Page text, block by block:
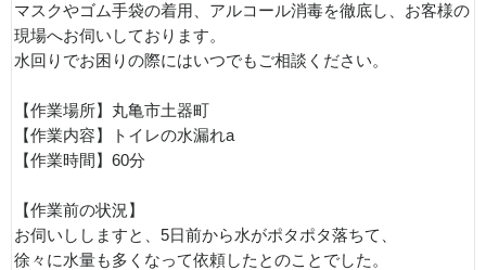
マスクやゴム手袋の着用、アルコール消毒を徹底し、お客様の
現場へお伺いしております。
水回りでお困りの際にはいつでもご相談ください。
【作業場所】丸亀市土器町
【作業内容】トイレの水漏れa
【作業時間】60分
【作業前の状況】
お伺いししますと、5日前から水がポタポタ落ちて、
徐々に水量も多くなって依頼したとのことでした。